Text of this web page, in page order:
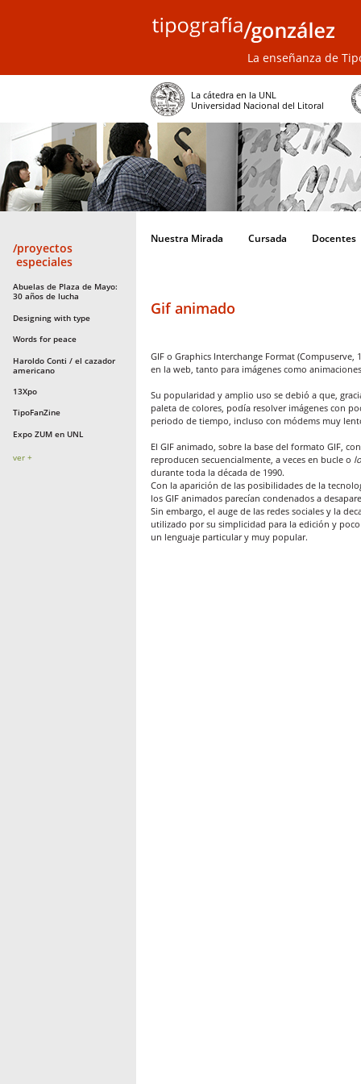
La enseñanza de
La cátedra en la UNL
Universidad Nacional del Litoral
/proyectos
especiales
Abuelas de Plaza de Mayo:
30 años de lucha
Designing with type
Words for peace
Haroldo Conti / el cazador
americano
13Xpo
TipoFanZine
Expo ZUM en UNL
ver +
Nuestra Mirada Cursada Docentes
Gif animado
GIF o Graphics Interchange Format
en la web, tanto para imágenes como
Su popularidad y amplio uso se debió a que,
paleta de colores, podía resolver imágenes con
periodo de tiempo, incluso con módems muy
El GIF animado, sobre la base del formato GIF,
reproducen secuencialmente, a veces en bucle o
durante toda la década de 1990.
Con la aparición de las posibilidades de la
los GIF animados parecían condenados a
Sin embargo, el auge de las redes sociales y la
utilizado por su simplicidad para la edición y
un lenguaje particular y muy popular.